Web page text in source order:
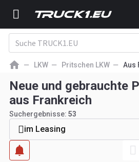
LKW Pritschen LKW Aus
Neue und gebrauchte
aus Frankreich
Suchergebnisse: 53
im Leasing